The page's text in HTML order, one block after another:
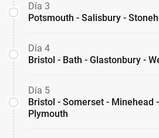
Día 3
Potsmouth - Salisbury -
Día 4
Bristol - Bath - Glastonbury -
Día 5
Bristol - Somerset - Minehead
Plymouth